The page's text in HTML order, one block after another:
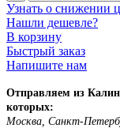
Узнать о снижении
Нашли дешевле?
В корзину
Быстрый заказ
Напишите нам
Отправляем из
которых:
Москва, Санкт-